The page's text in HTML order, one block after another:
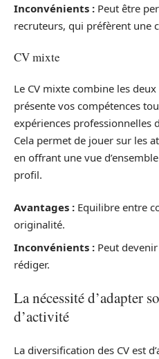
Inconvénients : Peut être
recruteurs, qui préfèrent une
CV mixte
Le CV mixte combine les
présente vos compétences
expériences professionnelles
Cela permet de jouer sur les
en offrant une vue
profil.
Avantages : Equilibre entre
originalité.
Inconvénients : Peut
rédiger.
La nécessité d’adapter
d’activité
La diversification des CV est